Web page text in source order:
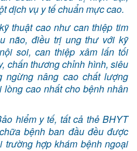
dịch vụ y tế chuẩn mực cao.
thuật cao như can thiệp tim
não, điều trị ung thư với kỹ
soi, can thiệp xâm lấn tối
chấn thương chỉnh hình, siêu
nâng cao chất lượng
cao nhất cho bệnh nhân
hiểm y tế, tất cả thẻ BHYT
bệnh ban đầu đều được
trường hợp khám bệnh ngoại